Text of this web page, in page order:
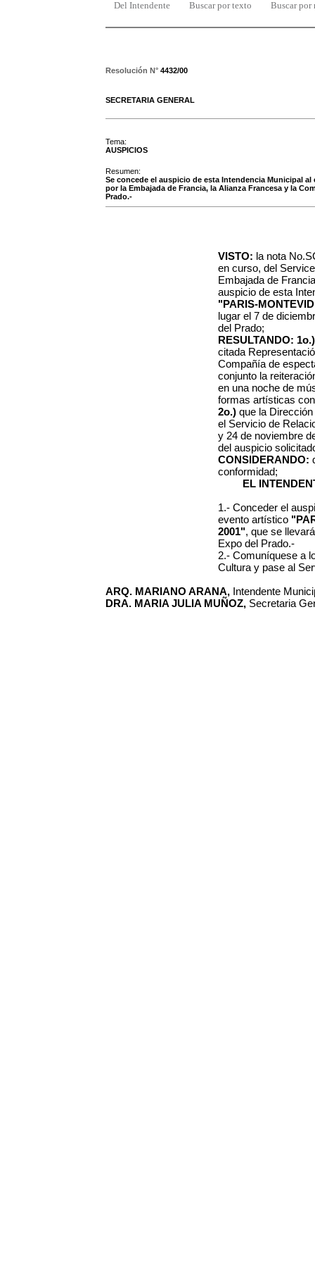
Del Intendente Buscar por texto Buscar por
Resolución N° 4432/00
SECRETARIA GENERAL
Tema:
AUSPICIOS
Resumen:
Se concede el auspicio de esta Intendencia Municipal
por la Embajada de Francia, la Alianza Francesa y la
Prado.-
VISTO: la nota
en curso, del
Embajada de
auspicio de esta
"PARIS-
lugar el 7 de
del Prado;
RESULTANDO:
citada
Compañía de
conjunto la
en una noche de
formas artísticas
2o.) que la
el Servicio de
y 24 de noviembre
del auspicio
CONSIDERANDO:
conformidad;
EL
1.- Conceder el
evento artístico
2001", que se
Expo del Prado.-
2.- Comuníquese a
Cultura y pase al
ARQ. MARIANO ARANA, Intendente
DRA. MARIA JULIA MUÑOZ, Secretaria